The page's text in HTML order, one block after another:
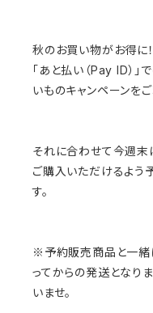
秋のお買い物がお得に！
「あと払い（Pay ID）
いものキャンペーンをご
それに合わせて今週末
ご購入いただけるよう
す。
※予約販売商品と一緒
ってからの発送となり
いませ。